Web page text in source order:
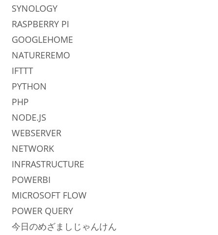
SYNOLOGY
RASPBERRY PI
GOOGLEHOME
NATUREREMO
IFTTT
PYTHON
PHP
NODE.JS
WEBSERVER
NETWORK
INFRASTRUCTURE
POWERBI
MICROSOFT FLOW
POWER QUERY
今日のめざましじゃんけん